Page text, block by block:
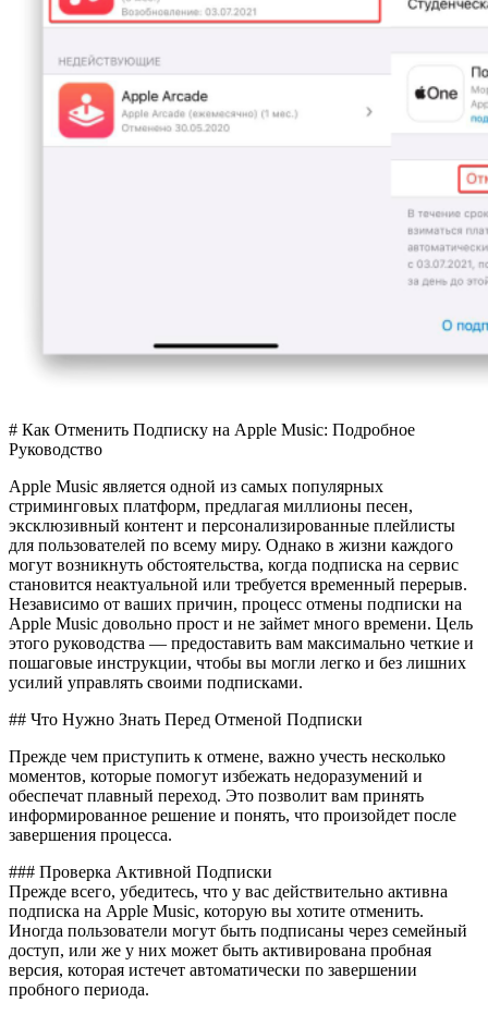
# Как Отменить Подписку на Apple Music: Подробное
Руководство
Apple Music является одной из самых популярных
стриминговых платформ, предлагая миллионы песен,
эксклюзивный контент и персонализированные плейлисты
для пользователей по всему миру. Однако в жизни каждого
могут возникнуть обстоятельства, когда подписка на сервис
становится неактуальной или требуется временный перерыв.
Независимо от ваших причин, процесс отмены подписки на
Apple Music довольно прост и не займет много времени. Цель
этого руководства — предоставить вам максимально четкие и
пошаговые инструкции, чтобы вы могли легко и без лишних
усилий управлять своими подписками.
## Что Нужно Знать Перед Отменой Подписки
Прежде чем приступить к отмене, важно учесть несколько
моментов, которые помогут избежать недоразумений и
обеспечат плавный переход. Это позволит вам принять
информированное решение и понять, что произойдет после
завершения процесса.
### Проверка Активной Подписки
Прежде всего, убедитесь, что у вас действительно активна
подписка на Apple Music, которую вы хотите отменить.
Иногда пользователи могут быть подписаны через семейный
доступ, или же у них может быть активирована пробная
версия, которая истечет автоматически по завершении
пробного периода.